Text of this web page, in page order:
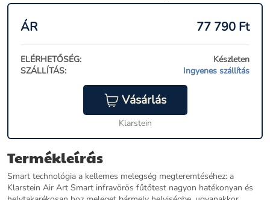
ÁR 77 790 Ft
ELÉRHETŐSÉG:
Készleten
SZÁLLÍTÁS:
Ingyenes szállítás
Vásárlás
Klarstein
Termékleírás
Smart technológia a kellemes melegség megteremtéséhez: a
Klarstein Air Art Smart infravörös fűtőtest nagyon hatékonyan és